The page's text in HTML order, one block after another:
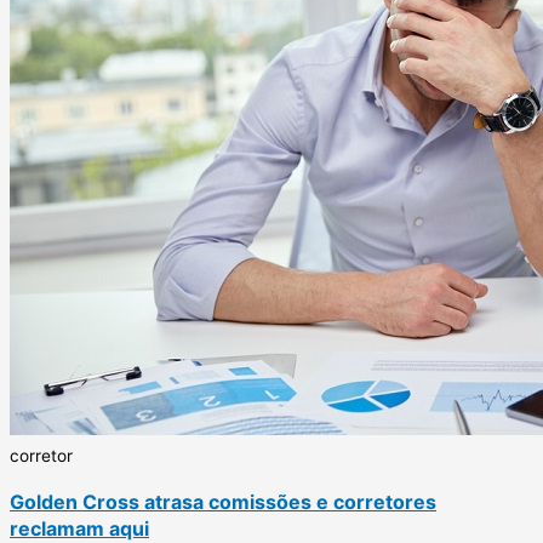
corretor
Golden Cross atrasa comissões e corretores
reclamam aqui